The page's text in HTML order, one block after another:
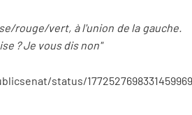
rouge/vert, à l'union de la gauche.
? Je vous dis non"
status/1772527698331459969